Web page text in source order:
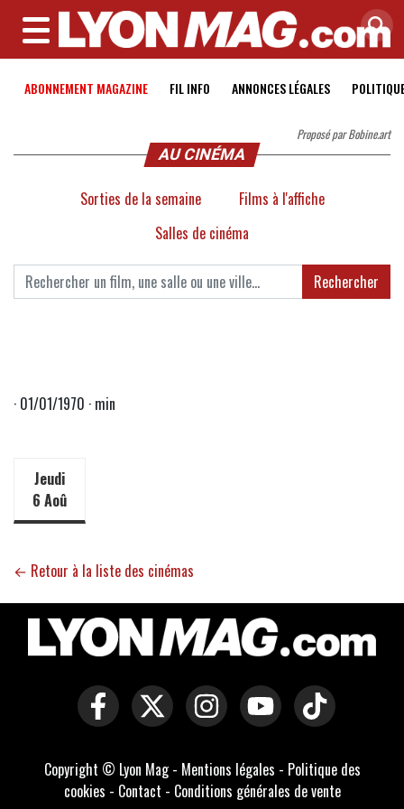
MENU
ABONNEMENT MAGAZINE FIL INFO ANNONCES LÉGALES
Proposé par Bobine.art
AU CINÉMA
Sorties de la semaine
Films à l'affiche
Salles de cinéma
Rechercher
· 01/01/1970 · min
Jeudi
6 Aoû
← Retour à la liste des cinémas
Copyright © Lyon Mag - Mentions légales - Politique des
cookies - Contact - Conditions générales de vente